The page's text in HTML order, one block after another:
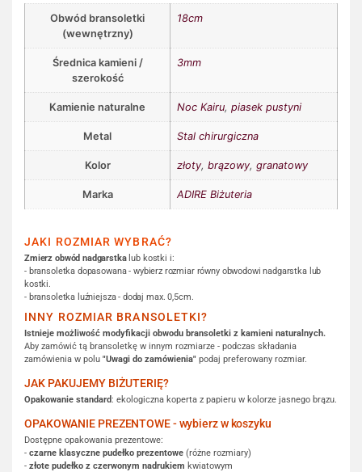
Obwód bransoletki
(wewnętrzny)
18cm
Średnica kamieni /
szerokość
3mm
Kamienie naturalne Noc Kairu, piasek pustyni
Metal Stal chirurgiczna
Kolor złoty, brązowy, granatowy
Marka ADIRE Biżuteria
JAKI ROZMIAR WYBRAĆ?
Zmierz obwód nadgarstkalub kostki i:
- bransoletka dopasowana - wybierz rozmiar równy obwodowi nadgarstka lub
kostki.
- bransoletka luźniejsza - dodaj max. 0,5cm.
INNY ROZMIAR BRANSOLETKI?
Istnieje możliwość modyfikacji obwodu bransoletki z kamieni naturalnych.
Aby zamówić tą bransoletkę w innym rozmiarze - podczas składania
zamówienia w polu "Uwagi do zamówienia" podaj preferowany rozmiar.
JAK PAKUJEMY BIŻUTERIĘ?
Opakowanie standard: ekologiczna koperta z papieru w kolorze jasnego brązu.
OPAKOWANIE PREZENTOWE - wybierz w koszyku
Dostępne opakowania prezentowe:
- czarne klasyczne pudełko prezentowe (różne rozmiary)
- złote pudełko z czerwonym nadrukiem kwiatowym